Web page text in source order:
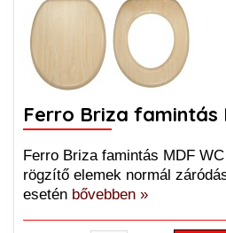
Ferro Briza famintás
Ferro Briza famintás MDF
rögzítő elemek normál
esetén bővebben »